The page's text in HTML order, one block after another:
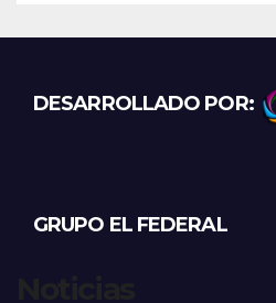
DESARROLLADO POR:
GRUPO EL FEDERAL